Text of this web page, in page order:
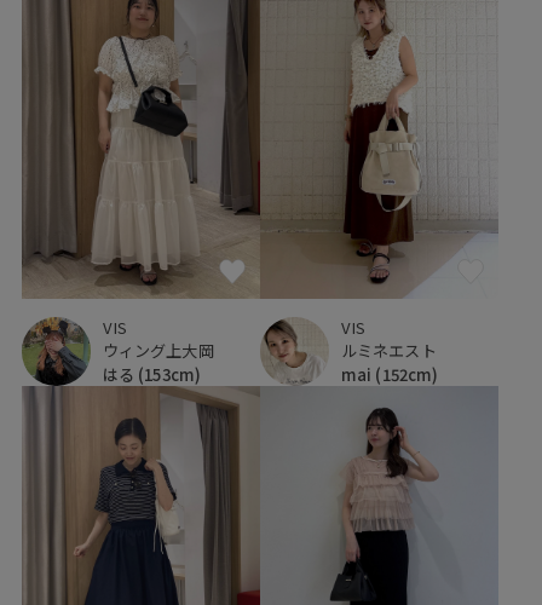
VIS
ウィング上大岡
はる (153cm)
VIS
ルミネエスト
mai (152cm)